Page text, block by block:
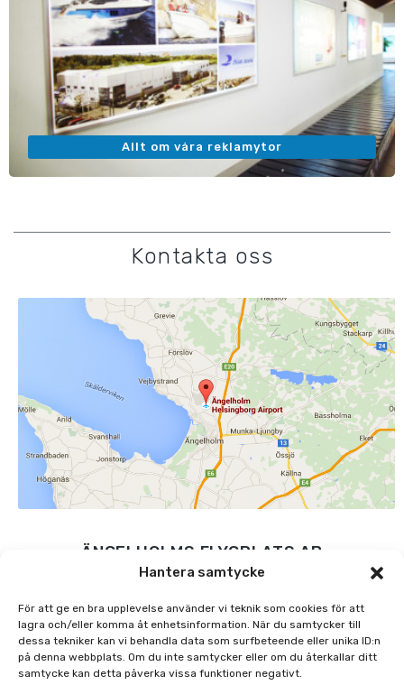
Hantera samtycke
För att ge en bra upplevelse använder vi teknik som cookies för att
lagra och/eller komma åt enhetsinformation. När du samtycker till
dessa tekniker kan vi behandla data som surfbeteende eller unika ID:n
på denna webbplats. Om du inte samtycker eller om du återkallar ditt
samtycke kan detta påverka vissa funktioner negativt.
Allt om våra reklamytor
Kontakta oss
ÄNGELHOLMS FLYGPLATS AB
MARGRETETORPSVÄGEN 445, 262 91 ÄNGELHOLM
0431-48 45 00
INFO@AGHAIRPORT.SE
FÖLJ OSS PÅ SOCIALA MEDIER